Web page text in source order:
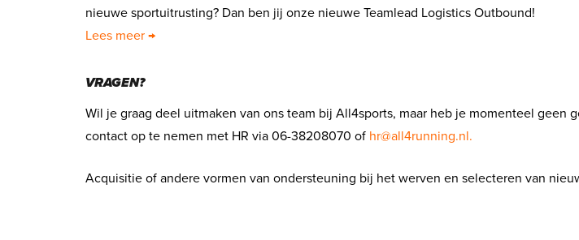
nieuwe sportuitrusting? Dan ben jij onze nieuwe Teamlead Logistics Outbound!
Lees meer →
VRAGEN?
Wil je graag deel uitmaken van ons team bij All4sports, maar heb je momenteel geen
contact op te nemen met HR via 06-38208070 of hr@all4running.nl.
Acquisitie of andere vormen van ondersteuning bij het werven en selecteren van